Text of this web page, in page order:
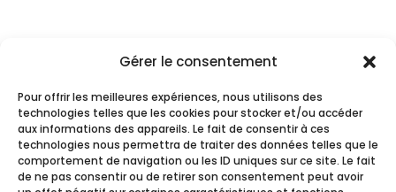
Gérer le consentement
Pour offrir les meilleures expériences, nous utilisons des
technologies telles que les cookies pour stocker et/ou accéder
aux informations des appareils. Le fait de consentir à ces
technologies nous permettra de traiter des données telles que le
comportement de navigation ou les ID uniques sur ce site. Le fait
de ne pas consentir ou de retirer son consentement peut avoir
RENTRONS EN CONTACT